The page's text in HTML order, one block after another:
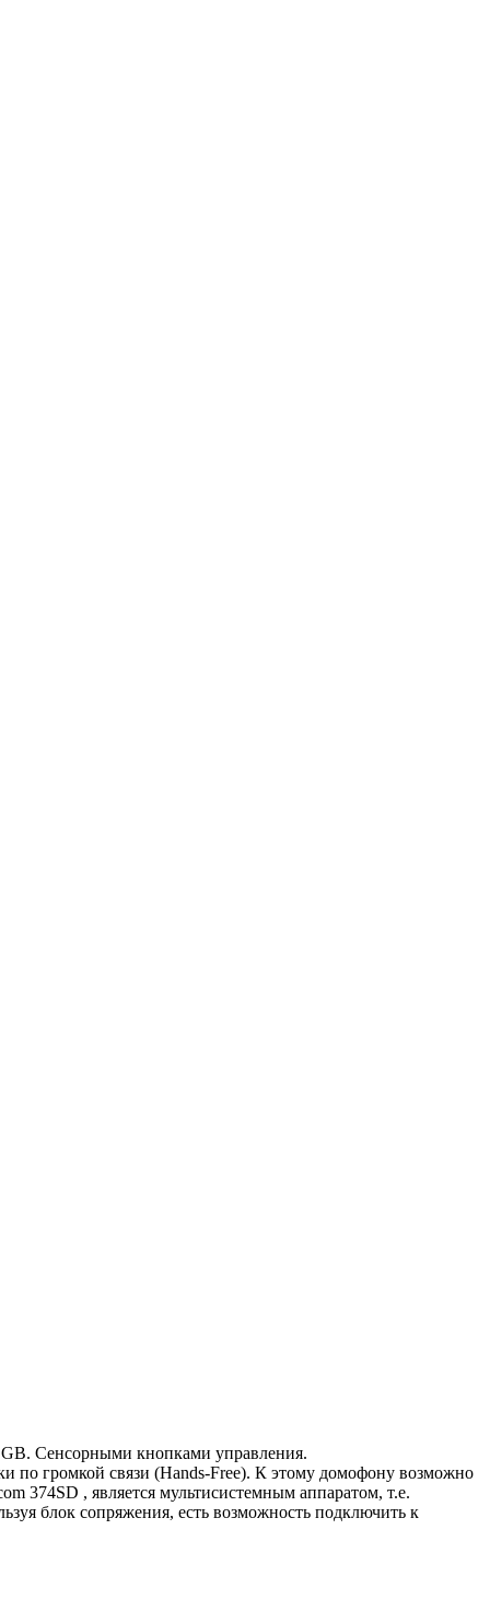
Сенсорными кнопками управления.
по громкой связи (Hands-Free). К этому домофону возможно
374SD , является мультисистемным аппаратом, т.е.
блок сопряжения, есть возможность подключить к